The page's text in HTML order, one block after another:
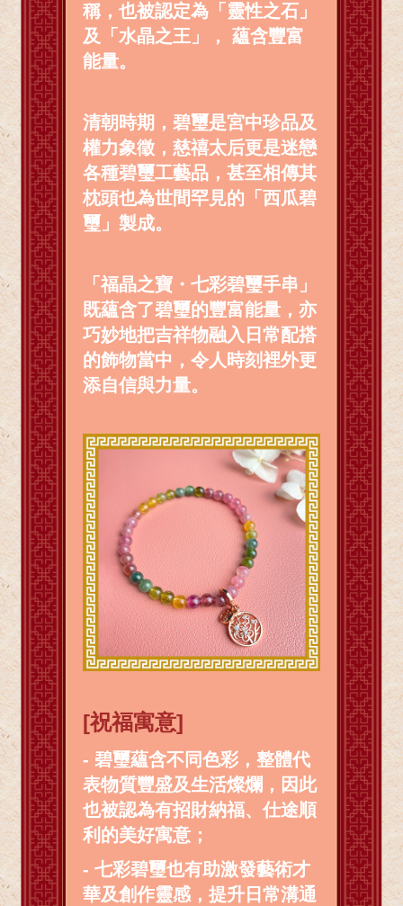
稱，也被認定為「靈性之石」
及「水晶之王」， 蘊含豐富
能量。
清朝時期，碧璽是宮中珍品及
權力象徵，慈禧太后更是迷戀
各種碧璽工藝品，甚至相傳其
枕頭也為世間罕見的「西瓜碧
璽」製成。
「福晶之寶・七彩碧璽手串」
既蘊含了碧璽的豐富能量，亦
巧妙地把吉祥物融入日常配搭
的飾物當中，令人時刻裡外更
添自信與力量。
[祝福寓意]
- 碧璽蘊含不同色彩，整體代
表物質豐盛及生活燦爛，因此
也被認為有招財納福、仕途順
利的美好寓意；
- 七彩碧璽也有助激發藝術才
華及創作靈感，提升日常溝通